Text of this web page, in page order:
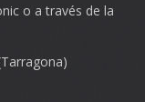
o a través de la